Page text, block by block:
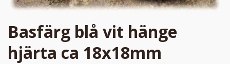
Basfärg blå vit hänge
hjärta ca 18x18mm